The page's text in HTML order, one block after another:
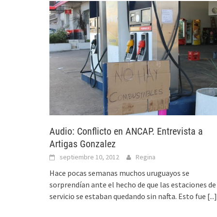
Audio: Conflicto en ANCAP. Entrevista a
Artigas Gonzalez
septiembre 10, 2012 Regina
Hace pocas semanas muchos uruguayos se
sorprendían ante el hecho de que las estaciones de
servicio se estaban quedando sin nafta. Esto fue [...]